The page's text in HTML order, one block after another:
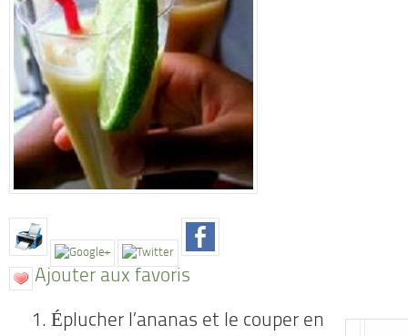
Ajouter aux favoris
Éplucher l’ananas et le couper en